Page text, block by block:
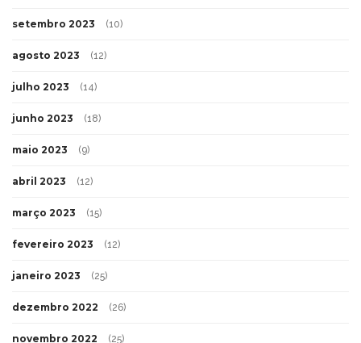
setembro 2023 (10)
agosto 2023 (12)
julho 2023 (14)
junho 2023 (18)
maio 2023 (9)
abril 2023 (12)
março 2023 (15)
fevereiro 2023 (12)
janeiro 2023 (25)
dezembro 2022 (26)
novembro 2022 (25)